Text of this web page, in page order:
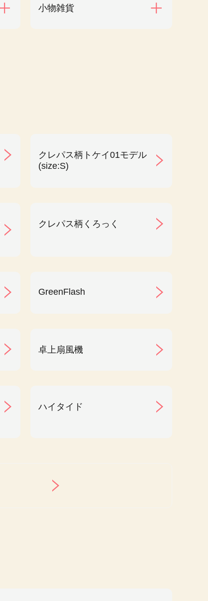
小物雑貨
クレパス柄トケイ01モデル
(size:S)
クレパス柄くろっく
GreenFlash
卓上扇風機
ハイタイド